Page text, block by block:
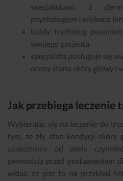
specjalistami, z
psychologiem i wieloma
każdy trycholog
swojego pacjenta
specjalista posługuje się
oceny stanu skóry głowy i
Jak przebiega leczenie
Wybierając się na leczenie do
tym, ze zły stan kondycji skóry
uzależniony od wielu
pewnością przed postawieniem
widać, że jest to na przykład